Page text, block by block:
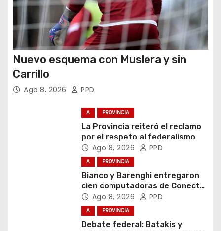
Nuevo esquema con Muslera y sin
Carrillo
Ago 8, 2026 PPD
A PROVINCIA
La Provincia reiteró el reclamo
por el respeto al federalismo
Ago 8, 2026 PPD
A PROVINCIA
Bianco y Barenghi entregaron
cien computadoras de Conectar
Igualdad Bonaerense
Ago 8, 2026 PPD
A PROVINCIA
Debate federal: Batakis y